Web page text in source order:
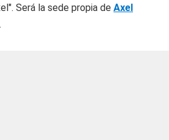
Será la sede propia de Axel